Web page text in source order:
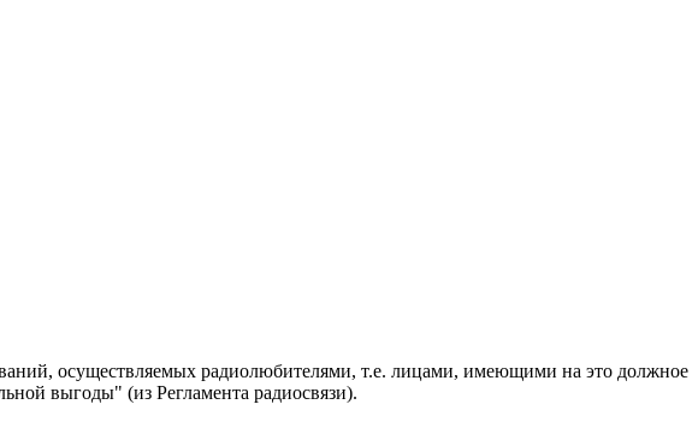
осуществляемых радиолюбителями, т.е. лицами, имеющими на это должное
выгоды" (из Регламента радиосвязи).